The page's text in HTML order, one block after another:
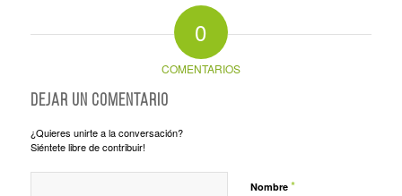
0
COMENTARIOS
Dejar un comentario
¿Quieres unirte a la conversación?
Siéntete libre de contribuir!
Nombre *